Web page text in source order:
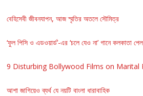
বেহিসেবী জীবনযাপন, আজ স্মৃতির অতলে সৌমিত্র
‘ফুল পিসি ও এডওয়ার্ড’-এর ‘চলে যেও না’ গানে কলকাতা
9 Disturbing Bollywood Films on Marital
আশা জাগিয়েও ব্যর্থ যে নয়টি বাংলা ধারাবাহিক